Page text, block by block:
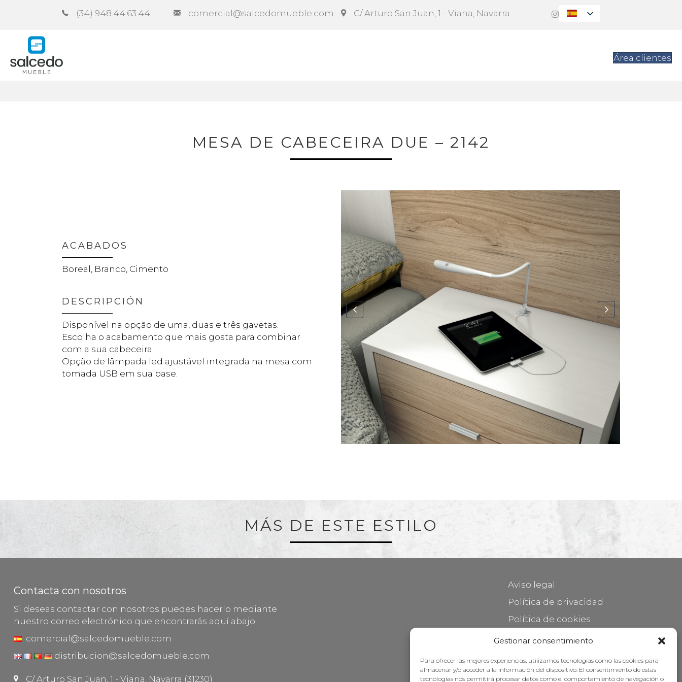
Gestionar consentimiento
Para ofrecer las mejores experiencias, utilizamos tecnologías como las cookies para
almacenar y/o acceder a la información del dispositivo. El consentimiento de estas
tecnologías nos permitirá procesar datos como el comportamiento de navegación o
(34) 948.44.63.44 comercial@salcedomueble.com C/ Arturo San Juan, 1 - Viana, Navarra
Área clientes
MESA DE CABECEIRA DUE – 2142
ACABADOS
Boreal, Branco, Cimento
DESCRIPCIÓN
Disponível na opção de uma, duas e três gavetas.
Escolha o acabamento que mais gosta para combinar
com a sua cabeceira.
Opção de lâmpada led ajustável integrada na mesa com
tomada USB em sua base.
MÁS DE ESTE ESTILO
Contacta con nosotros
Si deseas contactar con nosotros puedes hacerlo mediante
nuestro correo electrónico que encontrarás aquí abajo.
comercial@salcedomueble.com
distribucion@salcedomueble.com
C/ Arturo San Juan, 1 - Viana, Navarra (31230)
Aviso legal
Política de privacidad
Política de cookies
Mantener su mueble